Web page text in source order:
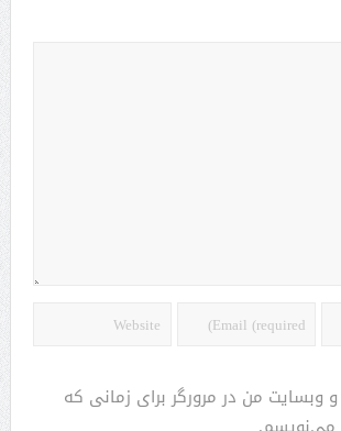
و وبسایت من در مرورگر برای زمانی که